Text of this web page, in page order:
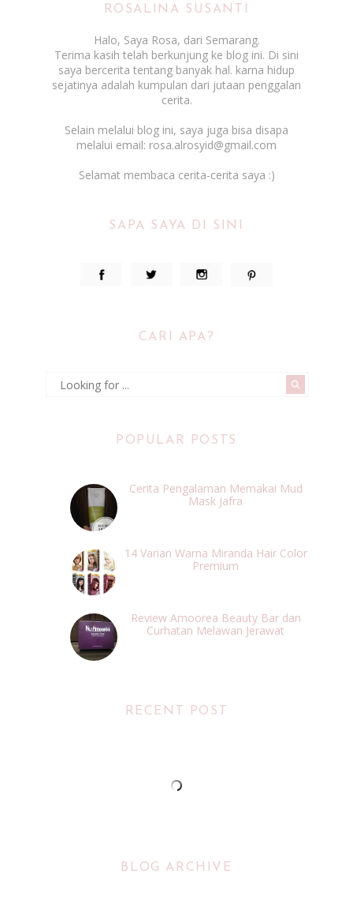
ROSALINA SUSANTI
Halo, Saya Rosa, dari Semarang.
Terima kasih telah berkunjung ke blog ini. Di sini
saya bercerita tentang banyak hal. karna hidup
sejatinya adalah kumpulan dari jutaan penggalan
cerita.
Selain melalui blog ini, saya juga bisa disapa
melalui email: rosa.alrosyid@gmail.com
Selamat membaca cerita-cerita saya :)
SAPA SAYA DI SINI
CARI APA?
POPULAR POSTS
Cerita Pengalaman Memakai Mud
Mask Jafra
14 Varian Warna Miranda Hair Color
Premium
Review Amoorea Beauty Bar dan
Curhatan Melawan Jerawat
RECENT POST
BLOG ARCHIVE